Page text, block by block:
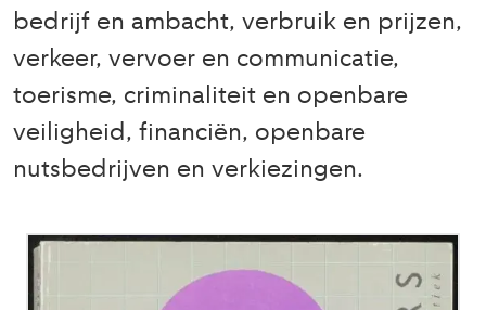
bedrijf en ambacht, verbruik en prijzen,
verkeer, vervoer en communicatie,
toerisme, criminaliteit en openbare
veiligheid, financiën, openbare
nutsbedrijven en verkiezingen.